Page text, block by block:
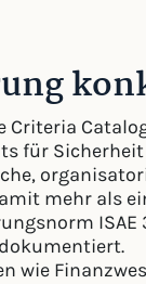
für
mehr als
ISAE
wie